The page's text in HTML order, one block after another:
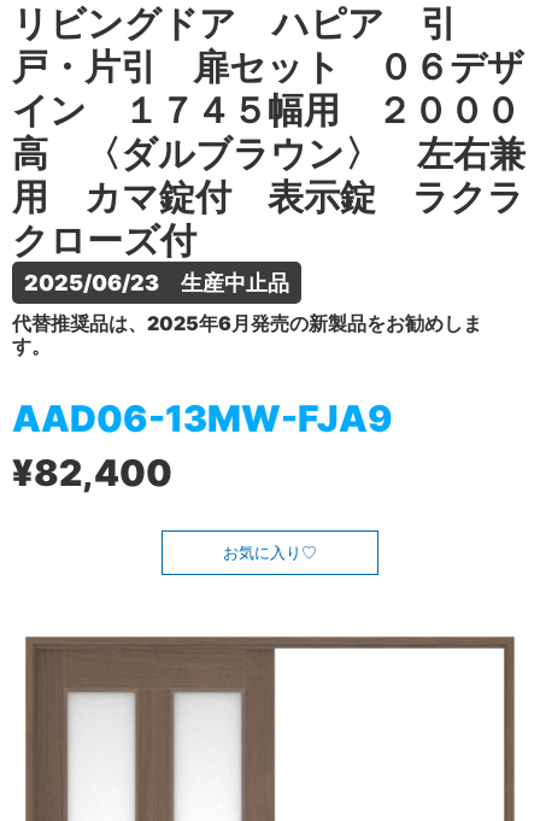
リビングドア ハピア 引
戸・片引 扉セット ０６デザ
イン １７４５幅用 ２０００
高 〈ダルブラウン〉 左右兼
用 カマ錠付 表示錠 ラクラ
クローズ付
2025/06/23　生産中止品
代替推奨品は、2025年6月発売の新製品をお勧めしま
す。
AAD06-13MW-FJA9
¥82,400
お気に入り